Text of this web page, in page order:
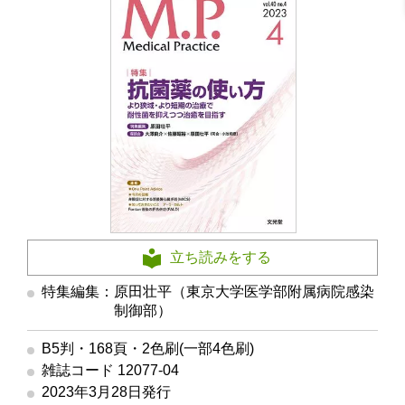
立ち読みをする
特集編集：原田壮平（東京大学医学部附属病院感染
制御部）
B5判・168頁・2色刷(一部4色刷)
雑誌コード 12077-04
2023年3月28日発行